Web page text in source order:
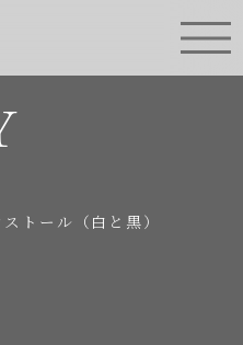
トール（白と黒）